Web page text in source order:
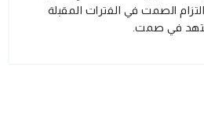
الصمت في الفترات المقبلة
في صمت.